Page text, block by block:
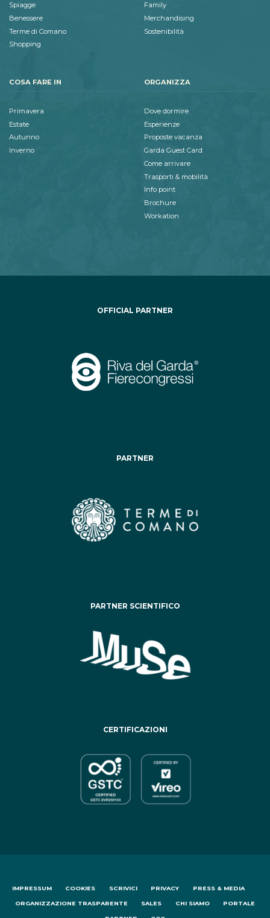
Spiagge
Benessere
Terme di Comano
Shopping
Family
Merchandising
Sostenibilità
COSA FARE IN
Primavera
Estate
Autunno
Inverno
ORGANIZZA
Dove dormire
Esperienze
Proposte vacanza
Garda Guest Card
Come arrivare
Trasporti & mobilità
Info point
Brochure
Workation
OFFICIAL PARTNER
PARTNER
PARTNER SCIENTIFICO
CERTIFICAZIONI
IMPRESSUM COOKIES SCRIVICI PRIVACY PRESS & MEDIA
ORGANIZZAZIONE TRASPARENTE SALES CHI SIAMO PORTALE